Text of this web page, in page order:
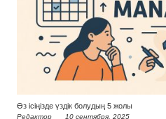
Өз ісіңізде үздік болудың 5 жолы
Редактор 10 сентября, 2025